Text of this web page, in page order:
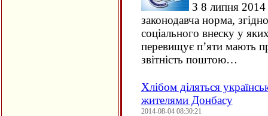
З 8 липня 2014
законодавча норма,
соціального внеску у
перевищує п’яти мають
звітність поштою…
Хлібом діляться
жителями Донбасу
2014-08-04 08:30:21